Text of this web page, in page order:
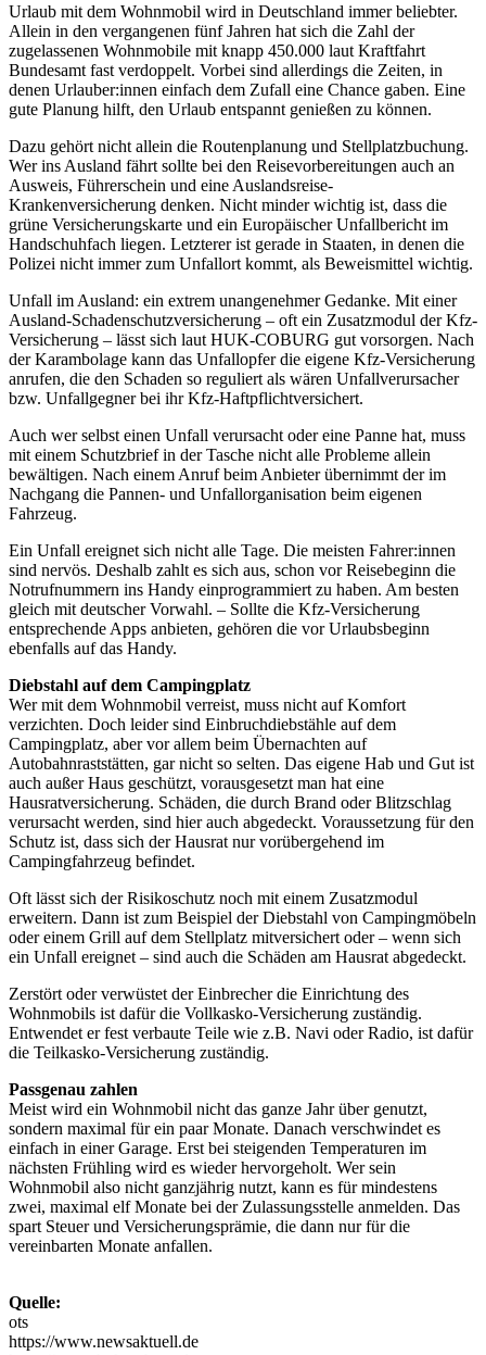
Urlaub mit dem Wohnmobil wird in Deutschland immer beliebter.
Allein in den vergangenen fünf Jahren hat sich die Zahl der
zugelassenen Wohnmobile mit knapp 450.000 laut Kraftfahrt
Bundesamt fast verdoppelt. Vorbei sind allerdings die Zeiten, in
denen Urlauber:innen einfach dem Zufall eine Chance gaben. Eine
gute Planung hilft, den Urlaub entspannt genießen zu können.
Dazu gehört nicht allein die Routenplanung und Stellplatzbuchung.
Wer ins Ausland fährt sollte bei den Reisevorbereitungen auch an
Ausweis, Führerschein und eine Auslandsreise-
Krankenversicherung denken. Nicht minder wichtig ist, dass die
grüne Versicherungskarte und ein Europäischer Unfallbericht im
Handschuhfach liegen. Letzterer ist gerade in Staaten, in denen die
Polizei nicht immer zum Unfallort kommt, als Beweismittel wichtig.
Unfall im Ausland: ein extrem unangenehmer Gedanke. Mit einer
Ausland-Schadenschutzversicherung – oft ein Zusatzmodul der Kfz-
Versicherung – lässt sich laut HUK-COBURG gut vorsorgen. Nach
der Karambolage kann das Unfallopfer die eigene Kfz-Versicherung
anrufen, die den Schaden so reguliert als wären Unfallverursacher
bzw. Unfallgegner bei ihr Kfz-Haftpflichtversichert.
Auch wer selbst einen Unfall verursacht oder eine Panne hat, muss
mit einem Schutzbrief in der Tasche nicht alle Probleme allein
bewältigen. Nach einem Anruf beim Anbieter übernimmt der im
Nachgang die Pannen- und Unfallorganisation beim eigenen
Fahrzeug.
Ein Unfall ereignet sich nicht alle Tage. Die meisten Fahrer:innen
sind nervös. Deshalb zahlt es sich aus, schon vor Reisebeginn die
Notrufnummern ins Handy einprogrammiert zu haben. Am besten
gleich mit deutscher Vorwahl. – Sollte die Kfz-Versicherung
entsprechende Apps anbieten, gehören die vor Urlaubsbeginn
ebenfalls auf das Handy.
Diebstahl auf dem Campingplatz
Wer mit dem Wohnmobil verreist, muss nicht auf Komfort
verzichten. Doch leider sind Einbruchdiebstähle auf dem
Campingplatz, aber vor allem beim Übernachten auf
Autobahnraststätten, gar nicht so selten. Das eigene Hab und Gut ist
auch außer Haus geschützt, vorausgesetzt man hat eine
Hausratversicherung. Schäden, die durch Brand oder Blitzschlag
verursacht werden, sind hier auch abgedeckt. Voraussetzung für den
Schutz ist, dass sich der Hausrat nur vorübergehend im
Campingfahrzeug befindet.
Oft lässt sich der Risikoschutz noch mit einem Zusatzmodul
erweitern. Dann ist zum Beispiel der Diebstahl von Campingmöbeln
oder einem Grill auf dem Stellplatz mitversichert oder – wenn sich
ein Unfall ereignet – sind auch die Schäden am Hausrat abgedeckt.
Zerstört oder verwüstet der Einbrecher die Einrichtung des
Wohnmobils ist dafür die Vollkasko-Versicherung zuständig.
Entwendet er fest verbaute Teile wie z.B. Navi oder Radio, ist dafür
die Teilkasko-Versicherung zuständig.
Passgenau zahlen
Meist wird ein Wohnmobil nicht das ganze Jahr über genutzt,
sondern maximal für ein paar Monate. Danach verschwindet es
einfach in einer Garage. Erst bei steigenden Temperaturen im
nächsten Frühling wird es wieder hervorgeholt. Wer sein
Wohnmobil also nicht ganzjährig nutzt, kann es für mindestens
zwei, maximal elf Monate bei der Zulassungsstelle anmelden. Das
spart Steuer und Versicherungsprämie, die dann nur für die
vereinbarten Monate anfallen.
Quelle:
ots
https://www.newsaktuell.de